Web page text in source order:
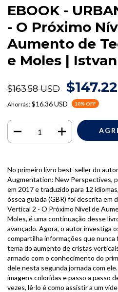
EBOOK -
- O Próximo
Aumento de
e Moles |
$163.58 USD
Ahorrás: $16.36 USD 10% OFF
No primeiro livro best-seller do
Augmentation: New Perspectives,
em 2017 e traduzido para 12
óssea guiada (GBR) foi descrita em
Vertical 2 - O Próximo Nível de
Moles, é uma continuação desse
avançado. Agora, o autor investiga
compartilha informações que nunca
tema do aumento de cristas
armado com o conhecimento do
dele nesta segunda jornada com
imagens coloridas e passo a passo
vezes, lê-lo é como assistir a um